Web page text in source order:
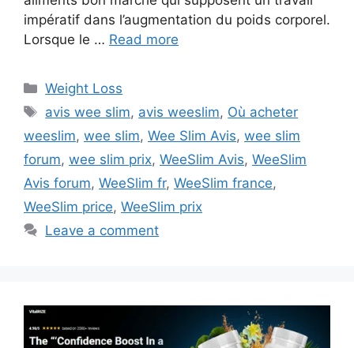
impératif dans l’augmentation du poids corporel.
Lorsque le … Read more
Categories
Weight Loss
Tags
avis wee slim, avis weeslim, Où acheter
weeslim, wee slim, Wee Slim Avis, wee slim
forum, wee slim prix, WeeSlim Avis, WeeSlim
Avis forum, WeeSlim fr, WeeSlim france,
WeeSlim price, WeeSlim prix
Leave a comment